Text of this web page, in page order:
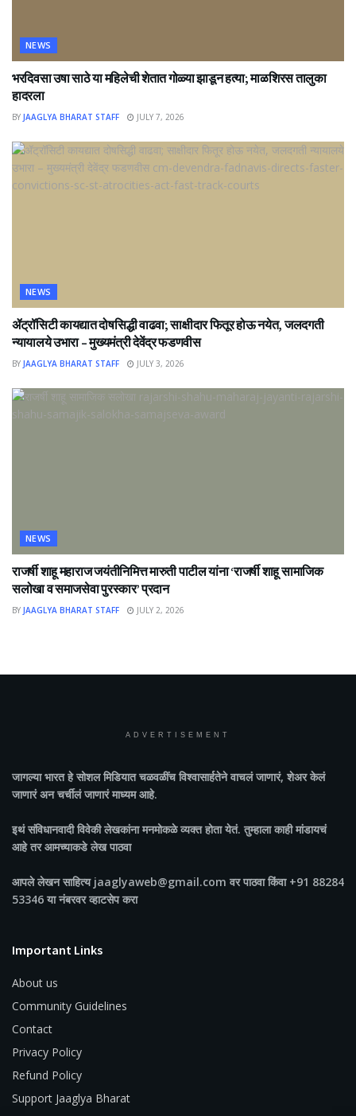
NEWS
भरदिवसा उषा साठे या महिलेची शेतात गोळ्या झाडून हत्या; माळशिरस तालुका
हादरला
BY JAAGLYA BHARAT STAFF JULY 7, 2026
NEWS
ॲट्रॉसिटी कायद्यात दोषसिद्धी वाढवा; साक्षीदार फितूर होऊ नयेत, जलदगती
न्यायालये उभारा – मुख्यमंत्री देवेंद्र फडणवीस
BY JAAGLYA BHARAT STAFF JULY 3, 2026
NEWS
राजर्षी शाहू महाराज जयंतीनिमित्त मारुती पाटील यांना ‘राजर्षी शाहू सामाजिक
सलोखा व समाजसेवा पुरस्कार’ प्रदान
BY JAAGLYA BHARAT STAFF JULY 2, 2026
ADVERTISEMENT
जागल्या भारतहे सोशल मिडियात चळवळींच विश्वासार्हतेने वाचलं जाणारं, शेअर केलं
जाणारं अन चर्चीलं जाणारं माध्यम आहे.
इथं संविधानवादी विवेकी लेखकांना मनमोकळे व्यक्त होता येतं. तुम्हाला काही मांडायचं
आहे तर आमच्याकडे लेख पाठवा
आपले लेखन साहित्य jaaglyaweb@gmail.com वर पाठवा किंवा +91 88284
53346 या नंबरवर व्हाटसेप करा
Important Links
About us
Community Guidelines
Contact
Privacy Policy
Refund Policy
Support Jaaglya Bharat